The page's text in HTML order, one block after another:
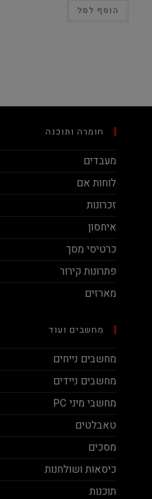
הוסף לסל
חומרה ותוכנה
מעבדים
לוחות אם
זכרונות
איחסון
כרטיסי מסך
פתרונות קירור
מארזים
מחשבים ועוד
מחשבים נייחים
מחשבים ניידים
מחשבי מיני PC
טאבלטים
מסכים
כיסאות ושולחנות
תוכנות